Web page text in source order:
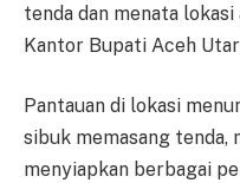
tenda dan menata
Kantor Bupati Aceh
Pantauan di lokasi
sibuk memasang tenda,
menyiapkan berbagai